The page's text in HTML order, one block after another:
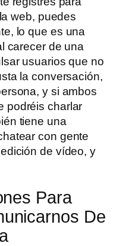
web, puedes
lo que es una
carecer de una
usuarios que no
la conversación,
y si ambos
podréis charlar
tiene una
con gente
de vídeo, y
Para
De